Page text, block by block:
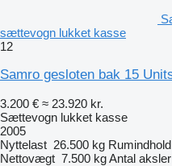
sættevogn lukket kasse
12
Samro gesloten bak 15
3.200 € ≈ 23.920 kr.
Sættevogn lukket kasse
2005
Nyttelast 26.500 kg Rumindhold
Nettovægt 7.500 kgAntal aksler